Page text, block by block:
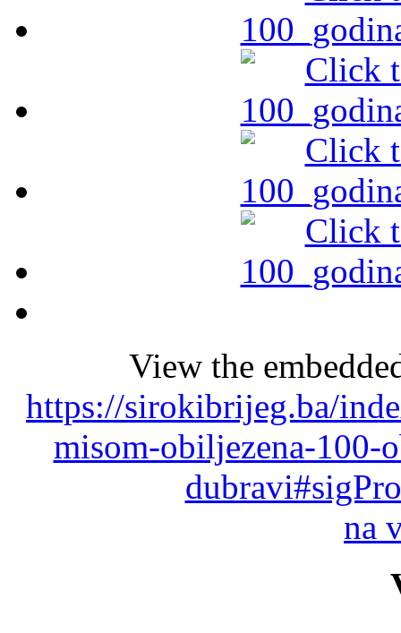
View the
https://sirokibrijeg.ba/
misom-obiljezena-100-
na